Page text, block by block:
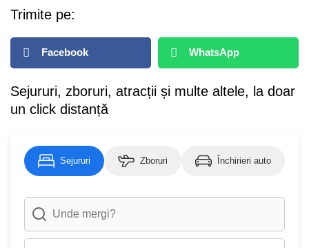
Trimite pe:
Facebook WhatsApp
Sejururi, zboruri, atracții și multe altele, la doar
un click distanță
Sejururi Zboruri Închirieri auto